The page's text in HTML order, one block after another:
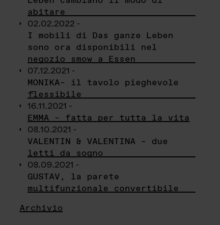
abitare
02.02.2022 -
I mobili di Das ganze Leben
sono ora disponibili nel
negozio smow a Essen
07.12.2021 -
MONIKA– il tavolo pieghevole
flessibile
16.11.2021 -
EMMA – fatta per tutta la vita
08.10.2021 -
VALENTIN & VALENTINA – due
letti da sogno
08.09.2021 -
GUSTAV, la parete
multifunzionale convertibile
Archivio